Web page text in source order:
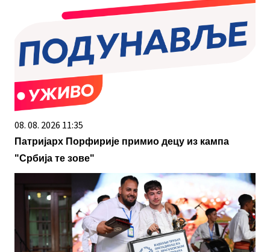
08. 08. 2026 11:35
Патријарх Порфирије примио децу из кампа
"Србија те зове"